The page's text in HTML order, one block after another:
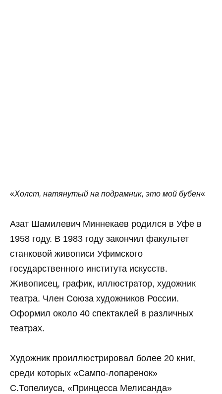
«Холст, натянутый на подрамник, это мой бубен«
Азат Шамилевич Миннекаев родился в Уфе в
1958 году. В 1983 году закончил факультет
станковой живописи Уфимского
государственного института искусств.
Живописец, график, иллюстратор, художник
театра. Член Союза художников России.
Оформил около 40 спектаклей в различных
театрах.
Художник проиллюстрировал более 20 книг,
среди которых «Сампо-лопаренок»
С.Топелиуса, «Принцесса Мелисанда»